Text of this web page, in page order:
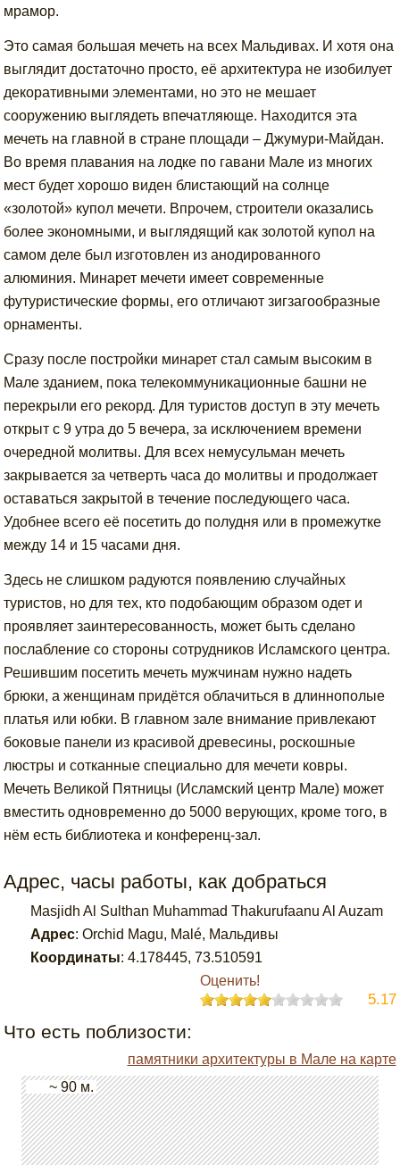
мрамор.
Это самая большая мечеть на всех Мальдивах. И хотя она
выглядит достаточно просто, её архитектура не изобилует
декоративными элементами, но это не мешает
сооружению выглядеть впечатляюще. Находится эта
мечеть на главной в стране площади – Джумури-Майдан.
Во время плавания на лодке по гавани Мале из многих
мест будет хорошо виден блистающий на солнце
«золотой» купол мечети. Впрочем, строители оказались
более экономными, и выглядящий как золотой купол на
самом деле был изготовлен из анодированного
алюминия. Минарет мечети имеет современные
футуристические формы, его отличают зигзагообразные
орнаменты.
Сразу после постройки минарет стал самым высоким в
Мале зданием, пока телекоммуникационные башни не
перекрыли его рекорд. Для туристов доступ в эту мечеть
открыт с 9 утра до 5 вечера, за исключением времени
очередной молитвы. Для всех немусульман мечеть
закрывается за четверть часа до молитвы и продолжает
оставаться закрытой в течение последующего часа.
Удобнее всего её посетить до полудня или в промежутке
между 14 и 15 часами дня.
Здесь не слишком радуются появлению случайных
туристов, но для тех, кто подобающим образом одет и
проявляет заинтересованность, может быть сделано
послабление со стороны сотрудников Исламского центра.
Решившим посетить мечеть мужчинам нужно надеть
брюки, а женщинам придётся облачиться в длиннополые
платья или юбки. В главном зале внимание привлекают
боковые панели из красивой древесины, роскошные
люстры и сотканные специально для мечети ковры.
Мечеть Великой Пятницы (Исламский центр Мале) может
вместить одновременно до 5000 верующих, кроме того, в
нём есть библиотека и конференц-зал.
Адрес, часы работы, как добраться
Masjidh Al Sulthan Muhammad Thakurufaanu Al Auzam
Адрес:Orchid Magu, Malé, Мальдивы
Координаты: 4.178445,73.510591
Оценить!
5.17
Что есть поблизости:
памятники архитектуры в Мале на карте
~ 90 м.